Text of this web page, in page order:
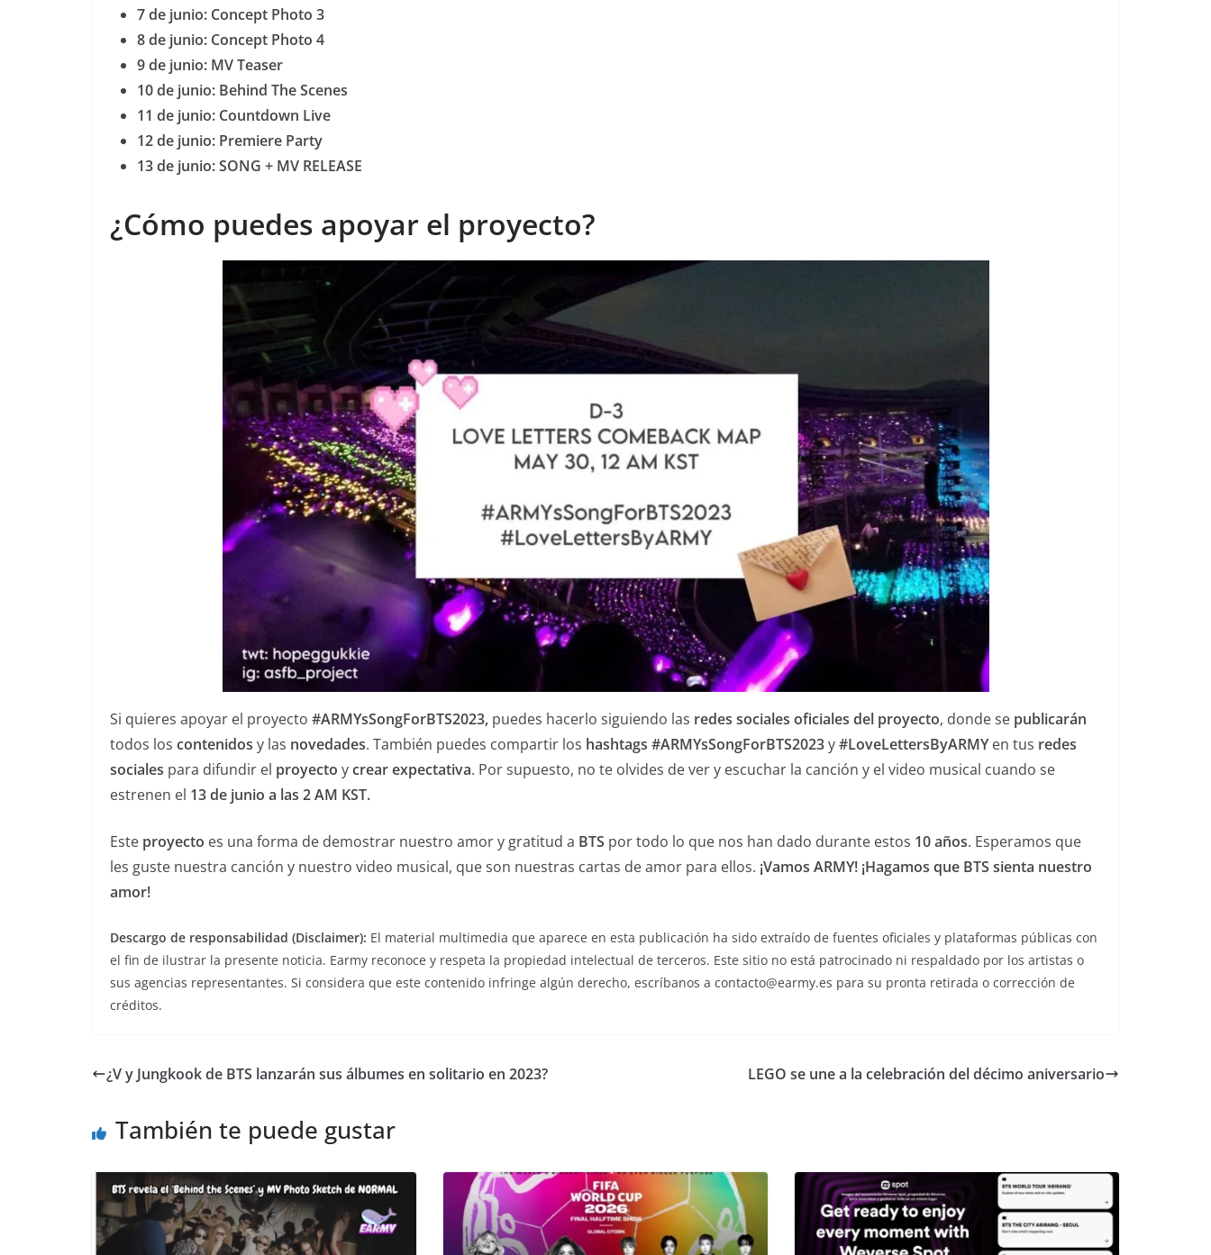
7 de junio: Concept Photo 3
8 de junio: Concept Photo 4
9 de junio: MV Teaser
10 de junio: Behind The Scenes
11 de junio: Countdown Live
12 de junio: Premiere Party
13 de junio: SONG + MV RELEASE
¿Cómo puedes apoyar el proyecto?
Si quieres apoyar el proyecto #ARMYsSongForBTS2023, puedes hacerlo siguiendo las redes sociales oficiales del proyecto, donde se publicarán
todos los contenidos y las novedades. También puedes compartir los hashtags #ARMYsSongForBTS2023y#LoveLettersByARMYen tus redes
sociales para difundir el proyecto ycrear expectativa. Por supuesto, no te olvides de ver y escuchar la canción y el video musical cuando se
estrenen el 13 de junio a las 2 AM KST.
Este proyecto es una forma de demostrar nuestro amor y gratitud a BTS por todo lo que nos han dado durante estos 10 años. Esperamos que
les guste nuestra canción y nuestro video musical, que son nuestras cartas de amor para ellos. ¡Vamos ARMY! ¡Hagamos que BTS sienta nuestro
amor!
Descargo de responsabilidad (Disclaimer): El material multimedia que aparece en esta publicación ha sido extraído de fuentes oficiales y plataformas públicas con
el fin de ilustrar la presente noticia. Earmy reconoce y respeta la propiedad intelectual de terceros. Este sitio no está patrocinado ni respaldado por los artistas o
sus agencias representantes. Si considera que este contenido infringe algún derecho, escríbanos a contacto@earmy.es para su pronta retirada o corrección de
créditos.
¿V y Jungkook de BTS lanzarán sus álbumes en solitario en 2023? LEGO se une a la celebración del décimo aniversario
También te puede gustar